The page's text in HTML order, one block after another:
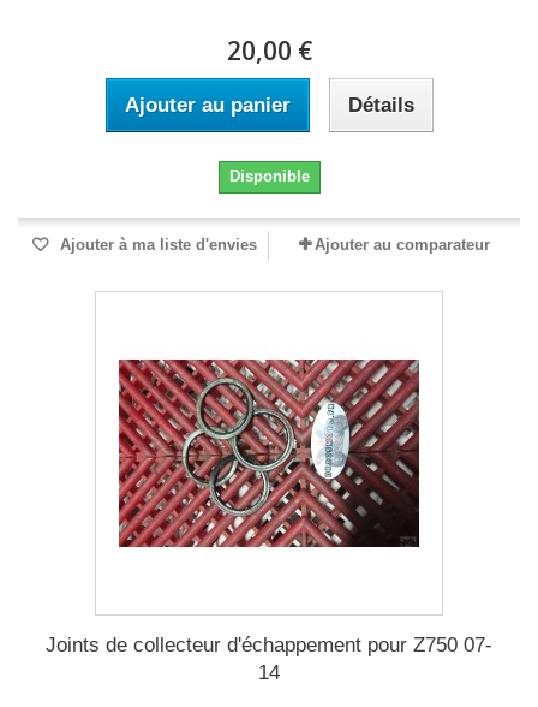
20,00 €
Ajouter au panier Détails
Disponible
Ajouter à ma liste d'envies Ajouter au comparateur
Joints de collecteur d'échappement pour Z750 07-
14